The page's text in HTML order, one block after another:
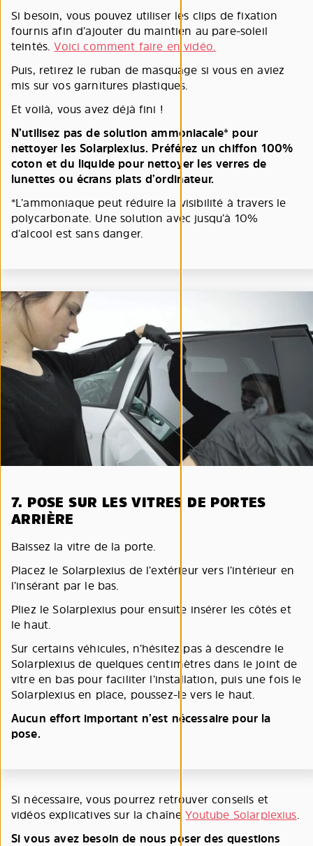
Si besoin, vous pouvez utiliser les clips de fixation
fournis afin d’ajouter du maintien au pare-soleil
teintés.Voici comment faire en vidéo.
Puis, retirez le ruban de masquage si vous en aviez
mis sur vos garnitures plastiques.
Et voilà, vous avez déjà fini !
N’utilisez pas de solution ammoniacale* pour
nettoyer les Solarplexius. Préférez un chiffon 100%
coton et du liquide pour nettoyer les verres de
lunettes ou écrans plats d’ordinateur.
*L’ammoniaque peut réduire la visibilité à travers le
polycarbonate. Une solution avec jusqu’à 10%
d’alcool est sans danger.
7. POSE SUR LES VITRES DE PORTES
ARRIÈRE
Baissez la vitre de la porte.
Placez le Solarplexius de l’extérieur vers l’intérieur en
l’insérant par le bas.
Pliez le Solarplexius pour ensuite insérer les côtés et
le haut.
Sur certains véhicules, n’hésitez pas à descendre le
Solarplexius de quelques centimètres dans le joint de
vitre en bas pour faciliter l’installation, puis une fois le
Solarplexius en place, poussez-le vers le haut.
Aucun effort important n’est nécessaire pour la
pose.
Si nécessaire, vous pourrez retrouver conseils et
vidéos explicatives sur la chaîneYoutube Solarplexius.
Si vous avez besoin de nous poser des questions